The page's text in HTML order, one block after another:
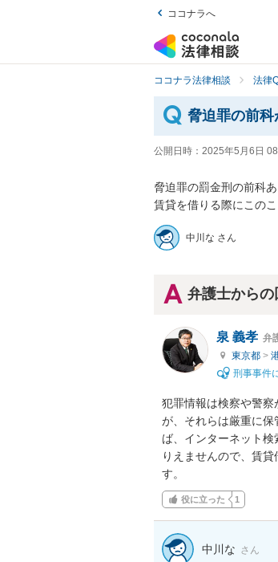
ココナラへ
ココナラ法律相談 法律
脅迫罪の前科
公開日時： 2025年5月6日
脅迫罪の罰金刑の前科あ
賃貸を借りる際にこの
中川な さん
弁護士から
泉 義孝 弁
東京都 >
刑事事件
犯罪情報は検察や警
が、それらは厳重に
ば、インターネット
りえませんので、賃
す。
役に立った 1
中川な さん